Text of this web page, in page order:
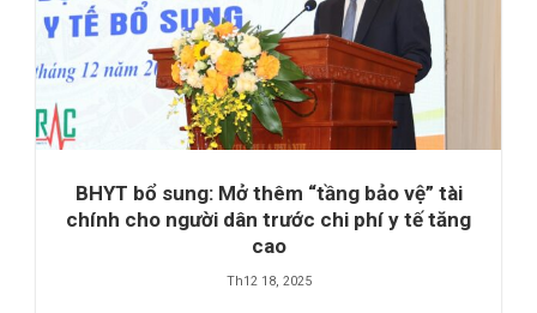
BHYT bổ sung: Mở thêm “tầng bảo vệ” tài
chính cho người dân trước chi phí y tế tăng
cao
Th12 18, 2025